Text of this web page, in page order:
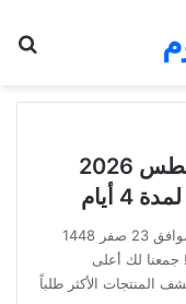
عروض اي ماركت اليوم 6 أغسطس 2026
عروض اي ماركت اليوم 6 أغسطس 2026 الموافق 23 صفر 1448
جمعنا لك أعلى
المنتجات الأكثر طلباً